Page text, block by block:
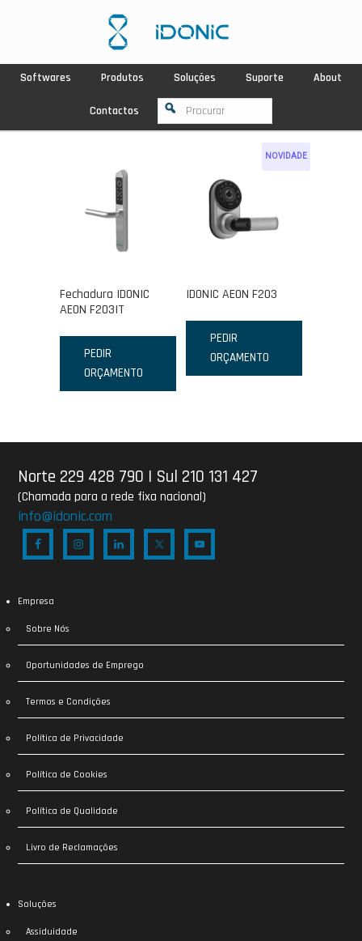
Softwares Produtos Soluções Suporte About
Contactos
Fechadura IDONIC
AEON F203IT
PEDIR
ORÇAMENTO
NOVIDADE
IDONIC AEON F203
PEDIR
ORÇAMENTO
Norte 229 428 790 | Sul 210 131 427
(Chamada para a rede fixa nacional)
info@idonic.com
Empresa
Sobre Nós
Oportunidades de Emprego
Termos e Condições
Política de Privacidade
Política de Cookies
Política de Qualidade
Livro de Reclamações
Soluções
Assiduidade